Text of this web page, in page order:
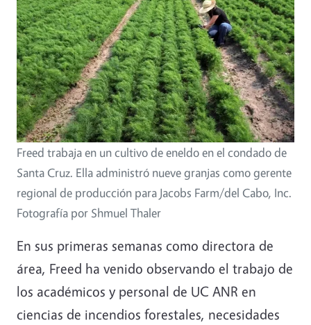
Freed trabaja en un cultivo de eneldo en el condado de
Santa Cruz. Ella administró nueve granjas como gerente
regional de producción para Jacobs Farm/del Cabo, Inc.
Fotografía por Shmuel Thaler
En sus primeras semanas como directora de
área, Freed ha venido observando el trabajo de
los académicos y personal de UC ANR en
ciencias de incendios forestales, necesidades